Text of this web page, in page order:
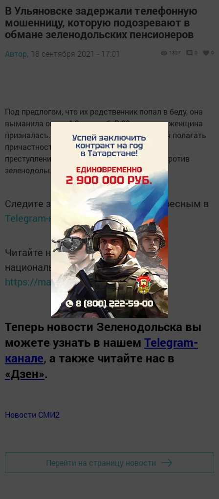
В Ульяновске задержали телефонную
мошенницу, которую подозревают в
обмане зеленодольских пенсионеров
Автор, 18 сентября 2021 - 17:01 1327 0 0
Под предлогом, что их родственник попал в беду, она
выманила около 1,3 млн руб. В 20 эпизодах женщина
призналась. У следователей есть основания полагать
причастность подозреваемой еще к пяти
преступлениям, совершенных в том числе против
зеленодольцев.
Следите за самым важным и интересным в
Telegram-каналеТатмедиа
Читайте новости Татарстана в
национальном мессенджере MАХ:
https://max.ru/tatmedia
Теперь новости Зеленодольска вы
можете узнать в нашем Telegram-
канале, а также читайте нас в
«Дзен».
Новости СМИ2
Перейти на страницу новости